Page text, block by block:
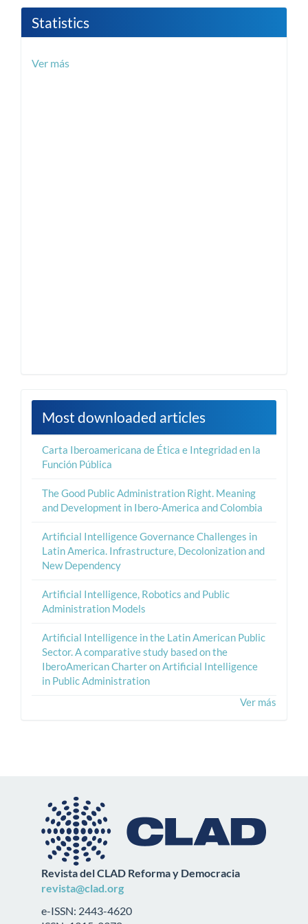
Statistics
Ver más
Most downloaded articles
Carta Iberoamericana de Ética e Integridad en la
Función Pública
The Good Public Administration Right. Meaning
and Development in Ibero-America and Colombia
Artificial Intelligence Governance Challenges in
Latin America. Infrastructure, Decolonization and
New Dependency
Artificial Intelligence, Robotics and Public
Administration Models
Artificial Intelligence in the Latin American Public
Sector. A comparative study based on the
IberoAmerican Charter on Artificial Intelligence
in Public Administration
Ver más
Revista del CLAD Reforma y Democracia
revista@clad.org
e-ISSN: 2443-4620